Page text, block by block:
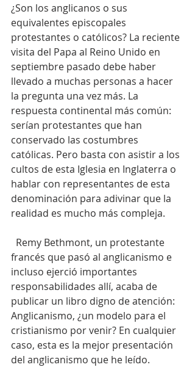
¿Son los anglicanos o sus
equivalentes episcopales
protestantes o católicos? La reciente
visita del Papa al Reino Unido en
septiembre pasado debe haber
llevado a muchas personas a hacer
la pregunta una vez más. La
respuesta continental más común:
serían protestantes que han
conservado las costumbres
católicas. Pero basta con asistir a los
cultos de esta Iglesia en Inglaterra o
hablar con representantes de esta
denominación para adivinar que la
realidad es mucho más compleja.
francés que pasó al anglicanismo e
incluso ejerció importantes
responsabilidades allí, acaba de
publicar un libro digno de atención:
Anglicanismo, ¿un modelo para el
cristianismo por venir? En cualquier
caso, esta es la mejor presentación
del anglicanismo que he leído.